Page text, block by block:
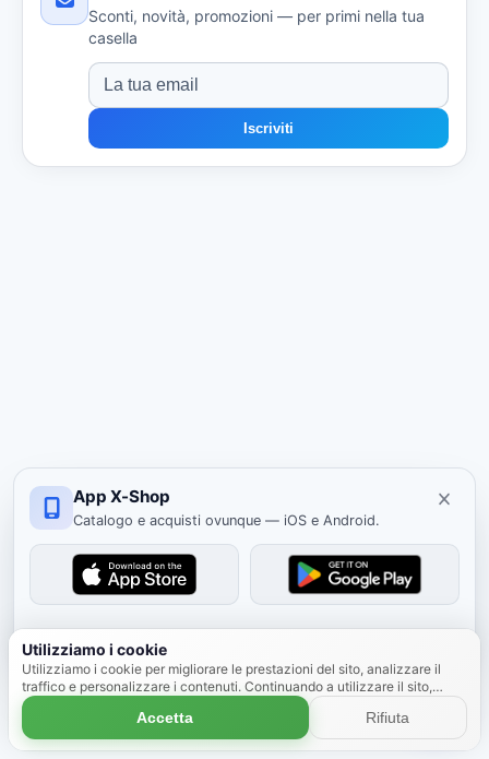
Sconti, novità, promozioni — per primi nella tua
casella
Iscriviti
App X-Shop
Catalogo e acquisti ovunque — iOS e Android.
Utilizziamo i cookie
Utilizziamo i cookie per migliorare le prestazioni del sito, analizzare il
traffico e personalizzare i contenuti. Continuando a utilizzare il sito,
accetti l'uso dei cookie.
Accetta Rifiuta